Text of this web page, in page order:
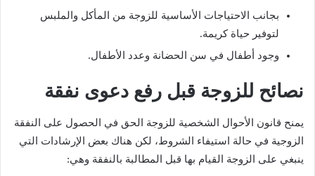
بجانب الاحتياجات الأساسية للزوجة من المأكل والملبس
لتوفير حياة كريمة.
وجود أطفال في سن الحضانة وعدد الأطفال.
نصائح للزوجة قبل رفع دعوى نفقة
يمنح قانون الأحوال الشخصية للزوجة الحق في الحصول على النفقة
الزوجية في حالة استيفاء الشروط، لكن هناك بعض الإرشادات التي
ينبغي على الزوجة القيام بها قبل المطالبة بالنفقة وهي: